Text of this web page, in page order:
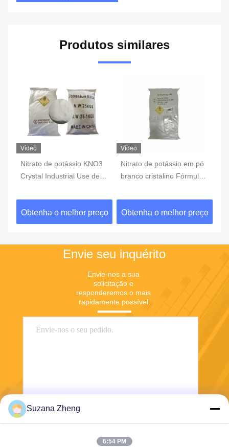
Produtos similares
Vídeo
Nitrato de potássio em pó
branco cristalino Fórmula
Obtenha o melhor preço
Vídeo
Cristal de nitrato de
potássio de grau industrial
mínima
Obtenha o melhor preço
Envie seu inquérito
Envie-nos a sua
solicitação e
responderemos o mais
rapidamente possível.
Enviar
Suzana Zheng
6:54 PM